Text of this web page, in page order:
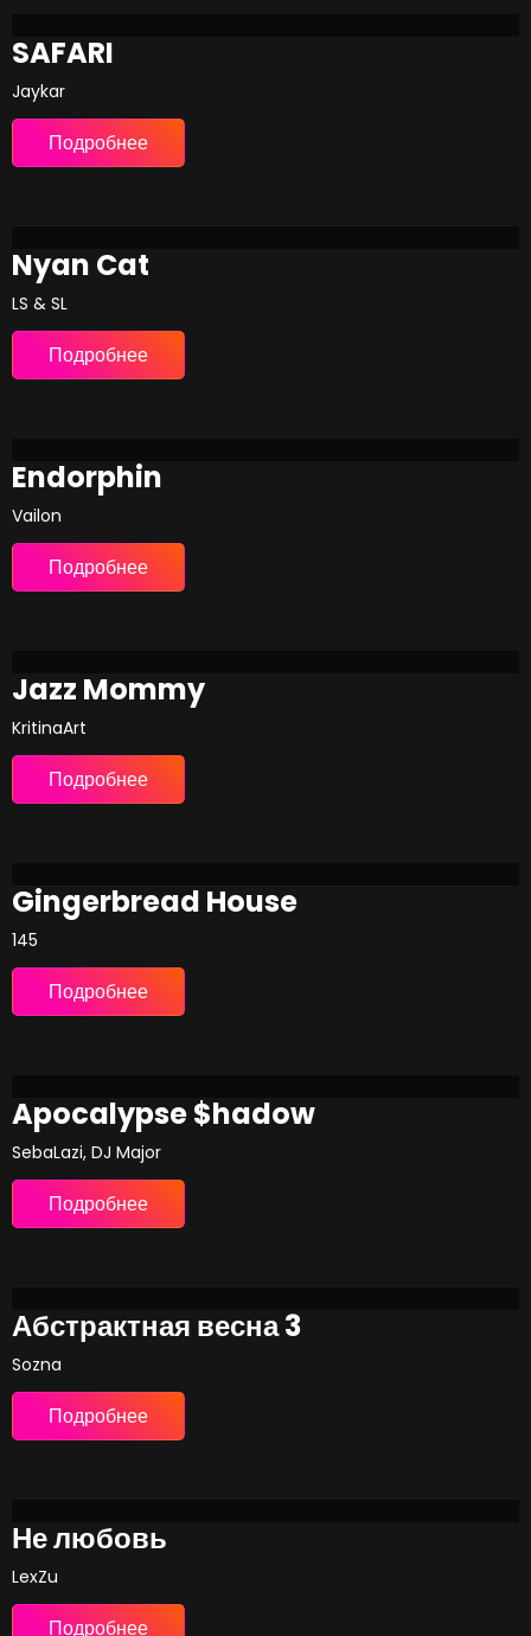
SAFARI
Jaykar
Подробнее
Nyan Cat
LS & SL
Подробнее
Endorphin
Vailon
Подробнее
Jazz Mommy
KritinaArt
Подробнее
Gingerbread House
145
Подробнее
Apocalypse $hadow
SebaLazi, DJ Major
Подробнее
Абстрактная весна 3
Sozna
Подробнее
Не любовь
LexZu
Подробнее